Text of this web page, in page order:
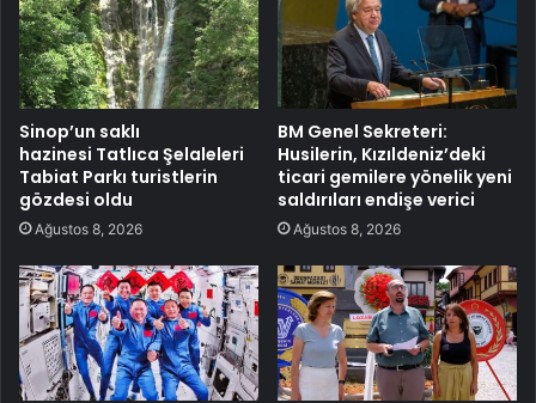
Sinop’un saklı
hazinesi Tatlıca Şelaleleri
Tabiat Parkı turistlerin
gözdesi oldu
Ağustos 8, 2026
BM Genel Sekreteri:
Husilerin, Kızıldeniz’deki
ticari gemilere yönelik yeni
saldırıları endişe verici
Ağustos 8, 2026